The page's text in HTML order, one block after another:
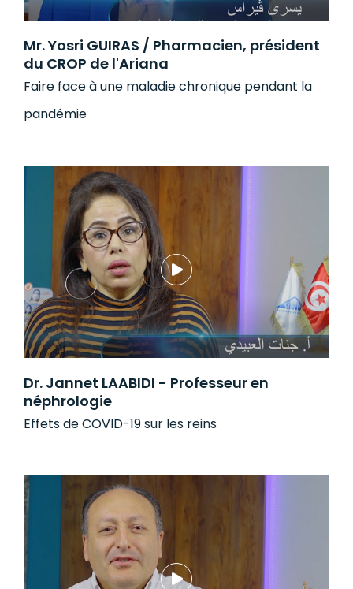
Mr. Yosri GUIRAS / Pharmacien, président
du CROP de l'Ariana
Faire face à une maladie chronique pendant la
pandémie
Dr. Jannet LAABIDI - Professeur en
néphrologie
Effets de COVID-19 sur les reins